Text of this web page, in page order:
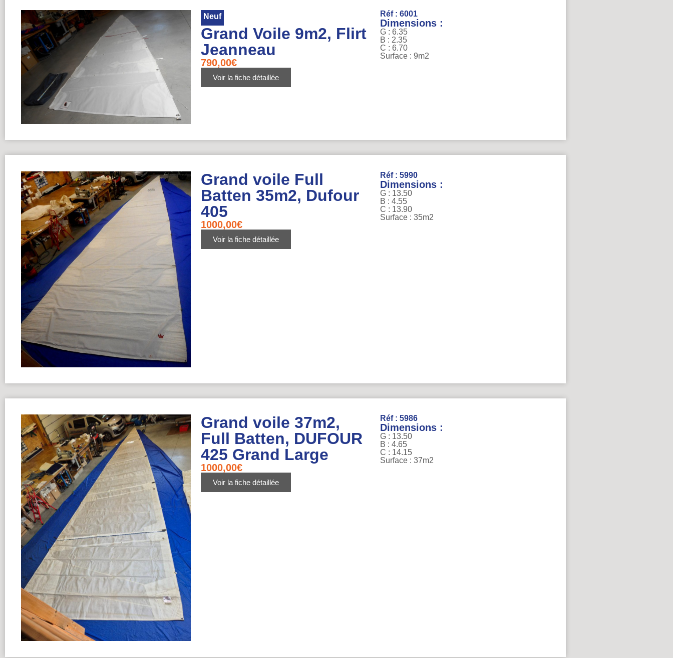
Neuf
Grand Voile 9m2, Flirt
Jeanneau
790,00€
Voir la fiche détaillée
Réf : 6001
Dimensions :
G : 6.35
B : 2.35
C : 6.70
Surface : 9m2
Grand voile Full
Batten 35m2, Dufour
405
1000,00€
Voir la fiche détaillée
Réf : 5990
Dimensions :
G : 13.50
B : 4.55
C : 13.90
Surface : 35m2
Grand voile 37m2,
Full Batten, DUFOUR
425 Grand Large
1000,00€
Voir la fiche détaillée
Réf : 5986
Dimensions :
G : 13.50
B : 4.65
C : 14.15
Surface : 37m2